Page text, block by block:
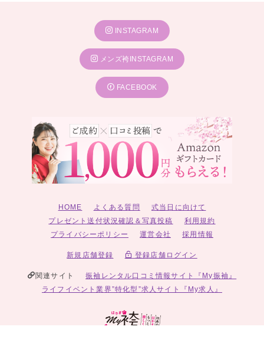
INSTAGRAM
メンズ袴INSTAGRAM
FACEBOOK
HOME よくある質問
式当日に向けて
プレゼント送付状況確認＆写真投稿
利用規約
プライバシーポリシー
運営会社 採用情報
新規店舗登録 登録店舗ログイン
関連サイト
振袖レンタル口コミ情報サイト『My振袖』
ライフイベント業界”特化型”求人サイト『My求人』